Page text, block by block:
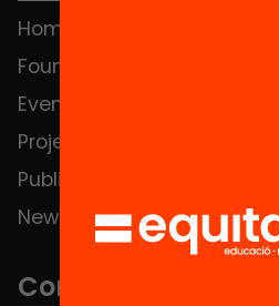
Home
Foundation
Events
Projects
Publications and videos
News
Contact